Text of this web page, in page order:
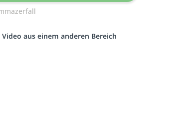
aus einem anderen Bereich